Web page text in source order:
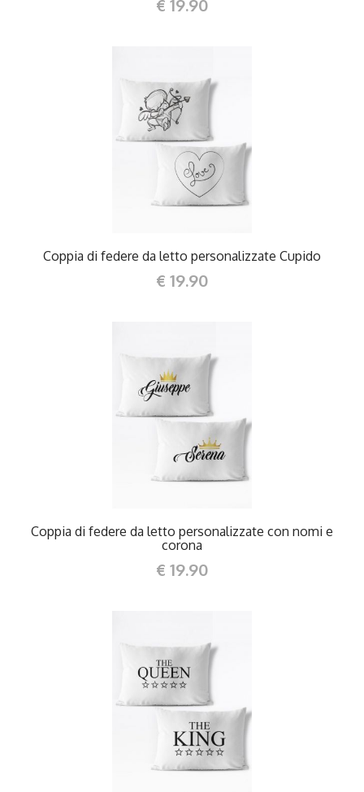
€ 19.90
DETTAGLI
Coppia di federe da letto personalizzate Cupido
€ 19.90
DETTAGLI
Coppia di federe da letto personalizzate con nomi e
corona
€ 19.90
DETTAGLI